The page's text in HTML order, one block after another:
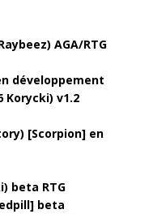
AGA/RTG
développement
Korycki) v1.2
[Scorpion] en
beta RTG
beta